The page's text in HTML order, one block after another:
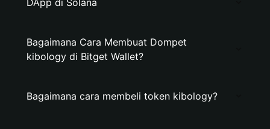
DApp di Solana
Bagaimana Cara Membuat Dompet
kibology di Bitget Wallet?
Bagaimana cara membeli token kibology?